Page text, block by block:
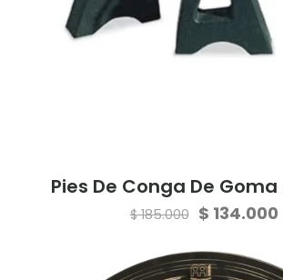
Pies De Conga De Goma
$185.000 Original
was:
$ 134.000